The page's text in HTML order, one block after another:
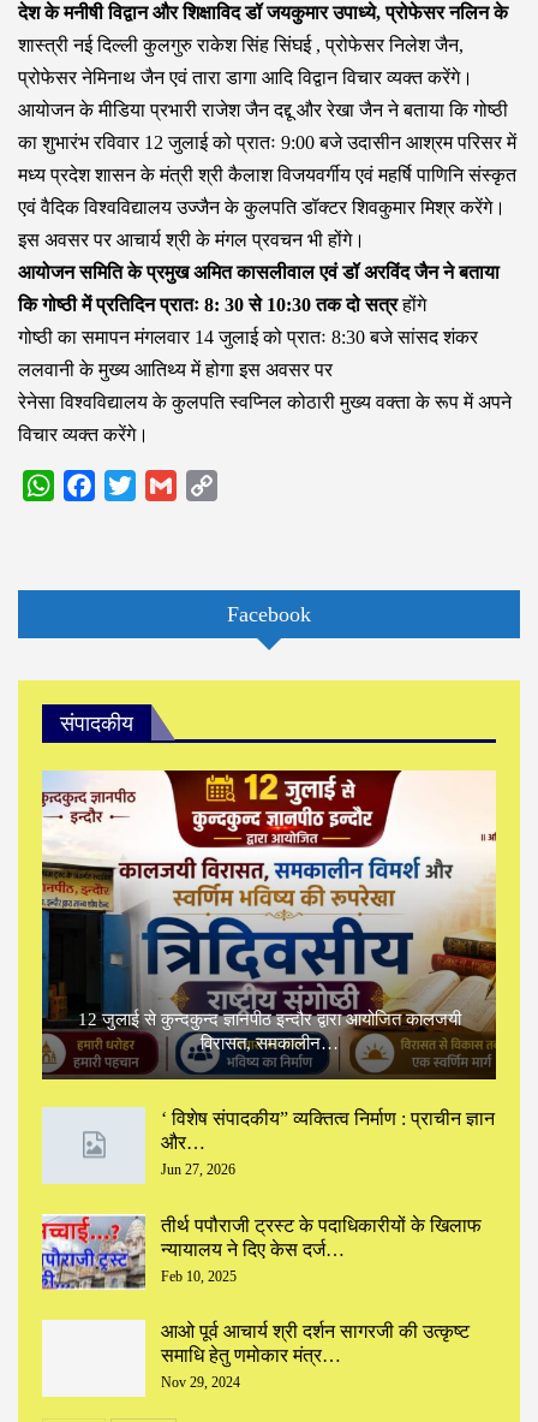
देश के मनीषी विद्वान और शिक्षाविद डॉ जयकुमार उपाध्ये, प्रोफेसर नलिन के
शास्त्री नई दिल्ली कुलगुरु राकेश सिंह सिंघई , प्रोफेसर निलेश जैन,
प्रोफेसर नेमिनाथ जैन एवं तारा डागा आदि विद्वान विचार व्यक्त करेंगे।
आयोजन के मीडिया प्रभारी राजेश जैन दद्दू और रेखा जैन ने बताया कि गोष्ठी
का शुभारंभ रविवार 12 जुलाई को प्रातः 9:00 बजे उदासीन आश्रम परिसर में
मध्य प्रदेश शासन के मंत्री श्री कैलाश विजयवर्गीय एवं महर्षि पाणिनि संस्कृत
एवं वैदिक विश्वविद्यालय उज्जैन के कुलपति डॉक्टर शिवकुमार मिश्र करेंगे।
इस अवसर पर आचार्य श्री के मंगल प्रवचन भी होंगे।
आयोजन समिति के प्रमुख अमित कासलीवाल एवं डॉ अरविंद जैन ने बताया
कि गोष्ठी में प्रतिदिन प्रातः 8: 30 से 10:30 तक दो सत्रहोंगे
गोष्ठी का समापन मंगलवार 14 जुलाई को प्रातः 8:30 बजे सांसद शंकर
ललवानी के मुख्य आतिथ्य में होगा इस अवसर पर
रेनेसा विश्वविद्यालय के कुलपति स्वप्निल कोठारी मुख्य वक्ता के रूप में अपने
विचार व्यक्त करेंगे।
WhatsAppFacebook
Twitter Gmail
Facebook
संपादकीय
12 जुलाई से कुन्दकुन्द ज्ञानपीठ इन्दौर द्वारा आयोजित कालजयी
विरासत, समकालीन…
‘ विशेष संपादकीय” ‌व्यक्तित्व निर्माण : प्राचीन ज्ञान
और…
Jun 27, 2026
तीर्थ पपौराजी ट्रस्ट के पदाधिकारीयों के खिलाफ
न्यायालय ने दिए केस दर्ज…
Feb 10, 2025
आओ पूर्व आचार्य श्री दर्शन सागरजी की उत्कृष्ट
समाधि हेतु णमोकार मंत्र…
Nov 29, 2024